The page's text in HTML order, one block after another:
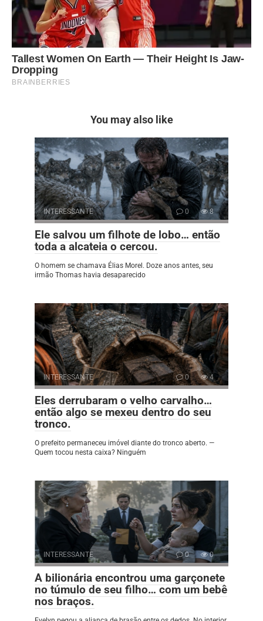
You may also like
INTERESSANTE 0 8
Ele salvou um filhote de lobo… então
toda a alcateia o cercou.
O homem se chamava Élias Morel. Doze anos antes, seu
irmão Thomas havia desaparecido
INTERESSANTE 0 4
Eles derrubaram o velho carvalho…
então algo se mexeu dentro do seu
tronco.
O prefeito permaneceu imóvel diante do tronco aberto. —
Quem tocou nesta caixa? Ninguém
INTERESSANTE 0 0
A bilionária encontrou uma garçonete
no túmulo de seu filho… com um bebê
nos braços.